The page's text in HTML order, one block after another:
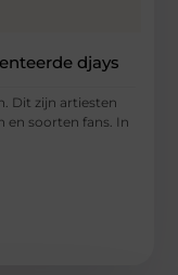
djays
Dit zijn artiesten
en soorten fans. In